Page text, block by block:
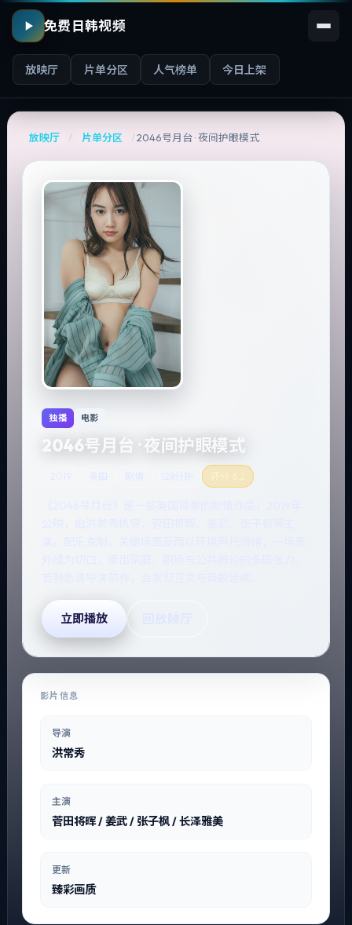
免费日韩视频
放映厅 片单分区 人气榜单 今日上架
放映厅 / 片单分区 /2046号月台 · 夜间护眼模式
独播 电影
2046号月台 · 夜间护眼模式
立即播放
影片信息
导演
洪常秀
主演
菅田将晖 / 姜武 / 张子枫 / 长泽雅美
更新
臻彩画质